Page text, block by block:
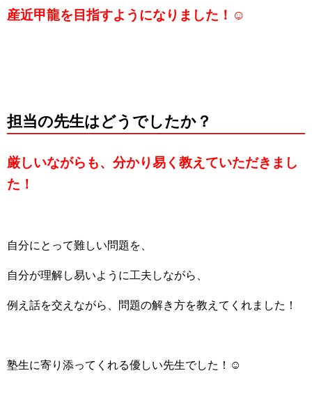
産近甲龍を目指すようになりました！☺
担当の先生はどうでしたか？
厳しいながらも、分かり易く教えていただきまし
た ！
自分にとって難しい問題を、
自分が理解し易いように工夫しながら、
例え話を交えながら、問題の解き方を教えてくれました！
塾生に寄り添ってくれる優しい先生でした！☺